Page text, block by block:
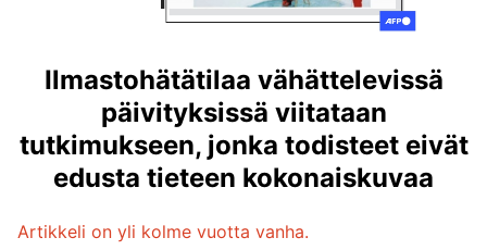
Ilmastohätätilaa vähättelevissä
päivityksissä viitataan
tutkimukseen, jonka todisteet eivät
edusta tieteen kokonaiskuvaa
Artikkeli on yli kolme vuotta vanha.